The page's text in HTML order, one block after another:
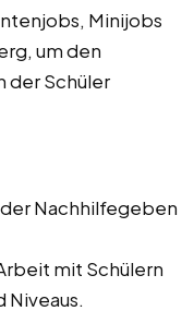
Minijobs
um den
der Schüler
Nachhilfegeben
mit Schülern
Niveaus.